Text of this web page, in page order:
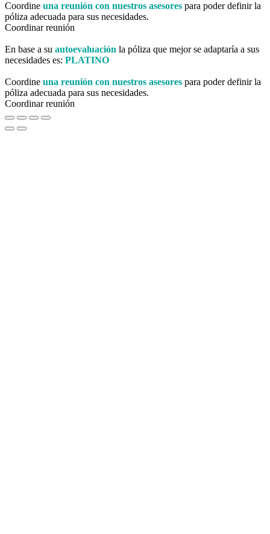
Coordine una reunión con nuestros asesores para poder definir la
póliza adecuada para sus necesidades.
Coordinar reunión
En base a su autoevaluación la póliza que mejor se adaptaría a sus
necesidades es: PLATINO
Coordine una reunión con nuestros asesores para poder definir la
póliza adecuada para sus necesidades.
Coordinar reunión